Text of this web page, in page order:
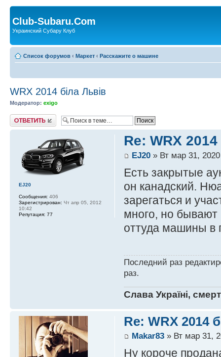
Club-Subaru.Com
Украинский Субару Клуб
Список форумов ‹ Маркет ‹ Расскажите о машине
WRX 2014 біла Львів
Модератор: exigo
Ответить
Re: WRX
EJ20» Вт мар 31, 2020
Есть закрытые
он канадский.
зарегаться и
много, но
оттуда машины в
Последний раз
раз.
Слава Україні,
EJ20
Сообщения: 406
Зарегистрирован: Чт апр 05, 2012
10:42
Репутация: 77
Re: WRX 2014
Makar83» Вт мар 31,
Ну короче